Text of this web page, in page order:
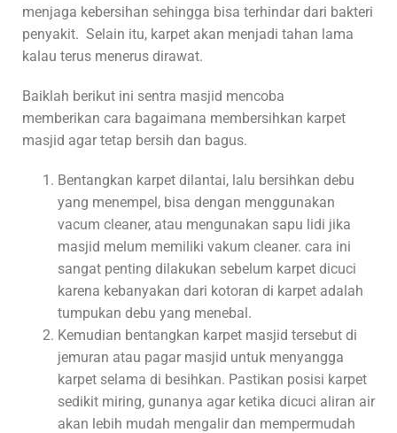
menjaga kebersihan sehingga bisa terhindar dari bakteri
penyakit. Selain itu, karpet akan menjadi tahan lama
kalau terus menerus dirawat.
Baiklah berikut ini sentra masjid mencoba
memberikan cara bagaimana membersihkan karpet
masjid agar tetap bersih dan bagus.
Bentangkan karpet dilantai, lalu bersihkan debu
yang menempel, bisa dengan menggunakan
vacum cleaner, atau mengunakan sapu lidi jika
masjid melum memiliki vakum cleaner. cara ini
sangat penting dilakukan sebelum karpet dicuci
karena kebanyakan dari kotoran di karpet adalah
tumpukan debu yang menebal.
Kemudian bentangkan karpet masjid tersebut di
jemuran atau pagar masjid untuk menyangga
karpet selama di besihkan. Pastikan posisi karpet
sedikit miring, gunanya agar ketika dicuci aliran air
akan lebih mudah mengalir dan mempermudah